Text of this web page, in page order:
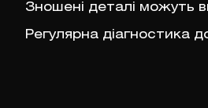
Зношені деталі можуть
Регулярна діагностика